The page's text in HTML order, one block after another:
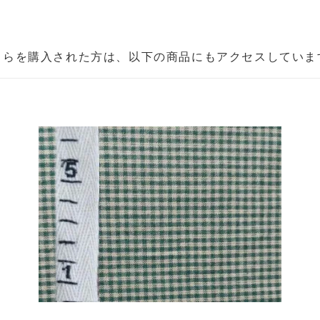
らを購入された方は、以下の商品にもアクセスしていま